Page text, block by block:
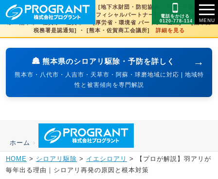
[文化財虫菌害研究所 賛助会員] ・ [地下水財団・防犯協会・スポーツ協会×3県
賛助] ・ [火の国サラマンダーズオフィシャルパートナー] ・ [SDGs登録] 熊本
県・熊本市・佐賀県・佐賀市 ・ [厚労省・環境省 パートナー企業] ・ [熊本西
税務署是認通知] ・ [熊本・佐賀商工会議所] 詳細を見る
→
🏯 熊本県のシロアリ駆除・予防を詳しく
熊本市・八代市・人吉市・天草市・阿蘇・球磨地域に対応 | 地域特
性と被害傾向を専門解説
電話をかける
0120-778-114
ホーム ›
HOME > シロアリ駆除 > イエシロアリ >
【プロが解説】羽アリが
毎年出る理由｜シロアリ再発の原因と根本対策